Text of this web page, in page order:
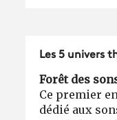
Les 5 univers
Forêt des
Ce premier
dédié aux